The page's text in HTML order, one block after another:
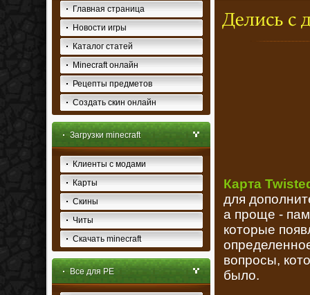
Главная страница
Новости игры
Каталог статей
Minecraft онлайн
Рецепты предметов
Создать скин онлайн
Загрузки minecraft
Клиенты с модами
Карты
Скины
Читы
Скачать minecraft
Все для PE
Карта
для
а проще -
которые
вопросы,
было.